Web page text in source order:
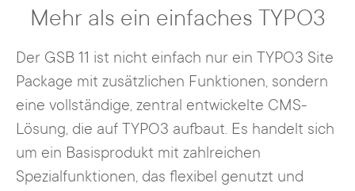
Mehr als ein einfaches TYPO3
Der GSB 11 ist nicht einfach nur ein TYPO3 Site
Package mit zusätzlichen Funktionen, sondern
eine vollständige, zentral entwickelte CMS-
Lösung, die auf TYPO3 aufbaut. Es handelt sich
um ein Basisprodukt mit zahlreichen
Spezialfunktionen, das flexibel genutzt und